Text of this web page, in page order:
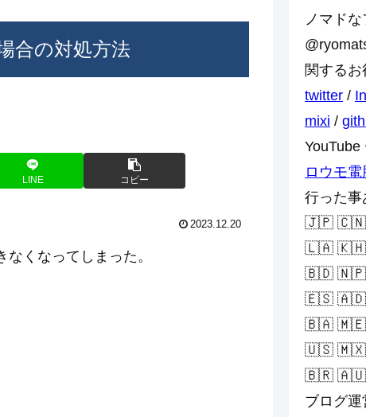
合の対処方法
LINE コピー
2023.12.20
くなってしまった。
ノマド
関するお
twitter /
mixi /
YouTube
ロウモ
行った事
🇯🇵
🇱🇦
🇧🇩
🇪🇸
🇧🇦
🇺🇸
🇧🇷 🇦🇺
ブログ